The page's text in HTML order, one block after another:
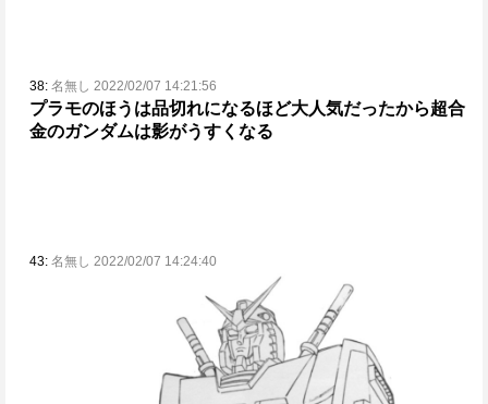
38: 名無し 2022/02/07 14:21:56
プラモのほうは品切れになるほど大人気だったから超合
金のガンダムは影がうすくなる
43: 名無し 2022/02/07 14:24:40